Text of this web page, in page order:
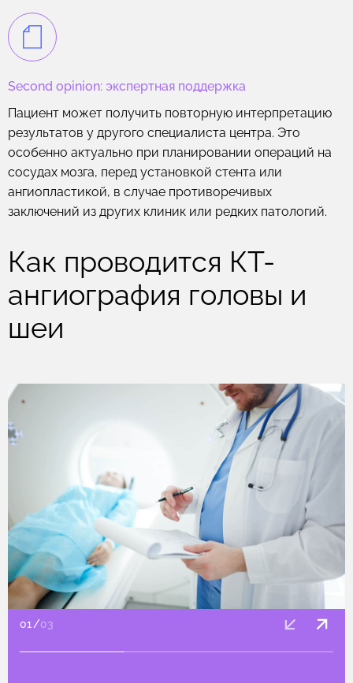
Second opinion: экспертная поддержка
Пациент может получить повторную интерпретацию
результатов у другого специалиста центра. Это
особенно актуально при планировании операций на
сосудах мозга, перед установкой стента или
ангиопластикой, в случае противоречивых
заключений из других клиник или редких патологий.
Как проводится КТ-
ангиография головы и
шеи
01/03